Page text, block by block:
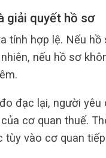
giải quyết hồ sơ
tính hợp lệ. Nếu
nếu hồ sơ
đạc lại, người
cơ quan thuế.
tùy vào cơ quan